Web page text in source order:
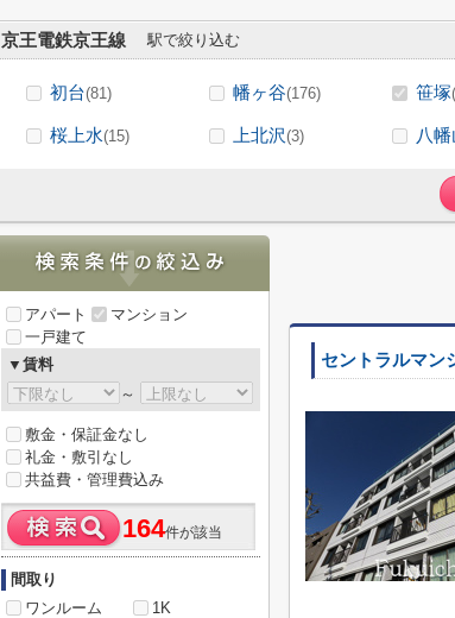
京王電鉄京王線 駅で絞り込む
初台(81) 幡ヶ谷(176) 笹塚
桜上水(15) 上北沢(3) 八幡
セントラルマン
アパート
マンション
一戸建て
▼賃料
～
敷金・保証金なし
礼金・敷引なし
共益費・管理費込み
164件が該当
間取り
ワンルーム
1K